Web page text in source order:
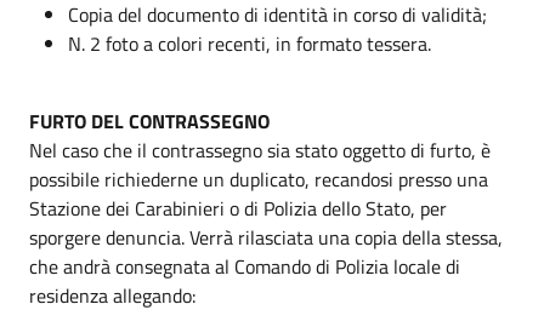
Copia del documento di identità in corso di validità;
N. 2 foto a colori recenti, in formato tessera.
FURTO DEL CONTRASSEGNO
Nel caso che il contrassegno sia stato oggetto di furto, è
possibile richiederne un duplicato, recandosi presso una
Stazione dei Carabinieri o di Polizia dello Stato, per
sporgere denuncia. Verrà rilasciata una copia della stessa,
che andrà consegnata al Comando di Polizia locale di
residenza allegando: